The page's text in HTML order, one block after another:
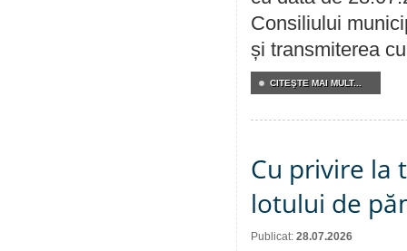
Consiliului
și transmiterea
CITEŞTE MAI MULT...
Cu privire la
lotului de
Publicat: 28.07.2026